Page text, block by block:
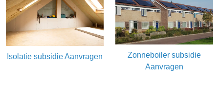
Isolatie subsidie Aanvragen
Zonneboiler subsidie
Aanvragen